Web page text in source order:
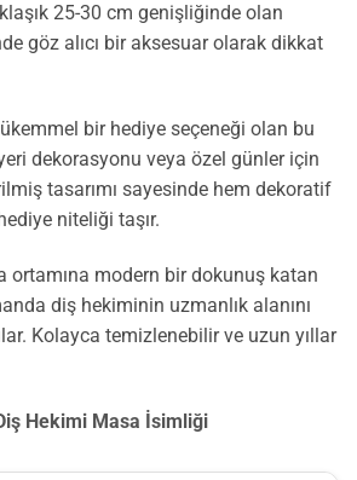
25-30 cm genişliğinde olan
göz alıcı bir aksesuar olarak dikkat
bir hediye seçeneği olan bu
dekorasyonu veya özel günler için
tasarımı sayesinde hem dekoratif
niteliği taşır.
ortamına modern bir dokunuş katan
diş hekiminin uzmanlık alanını
Kolayca temizlenebilir ve uzun yıllar
Hekimi Masa İsimliği